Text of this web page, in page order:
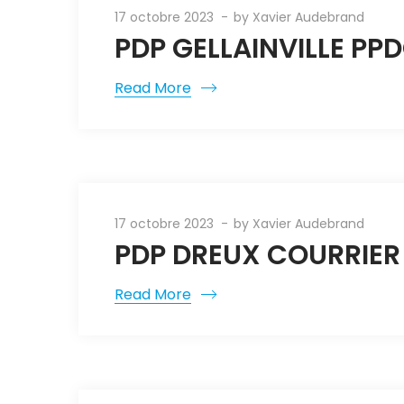
17 octobre 2023 by Xavier Audebrand
PDP GELLAINVILLE
Read More
17 octobre 2023 by Xavier Audebrand
PDP DREUX COURRIER
Read More